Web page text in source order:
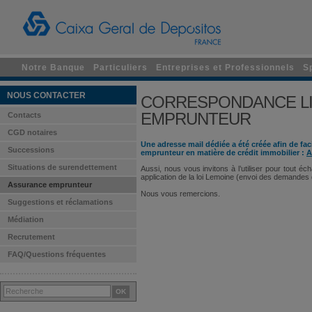
Notre Banque Particuliers Entreprises et Professionnels
NOUS CONTACTER
Contacts
CGD notaires
Successions
Situations de surendettement
Assurance emprunteur
Suggestions et réclamations
Médiation
Recrutement
FAQ/Questions fréquentes
CORRESPONDANCE
EMPRUNTEUR
Une adresse mail dédiée a été créée afin de
emprunteur en matière de crédit immobilier :
Aussi, nous vous invitons à l’utiliser pour tout
application de la loi Lemoine (envoi des
Nous vous remercions.